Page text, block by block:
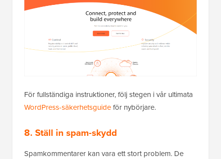
För fullständiga instruktioner, följ stegen i vår ultimata
WordPress-säkerhetsguideför nybörjare.
8. Ställ in spam-skydd
Spamkommentarer kan vara ett stort problem. De